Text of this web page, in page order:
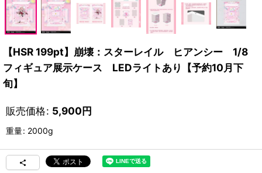
【HSR 199pt】崩壊：スターレイル ヒアンシー 1/8
フィギュア展示ケース LEDライトあり【予約10月下
旬】
販売価格: 5,900円
重量: 2000g